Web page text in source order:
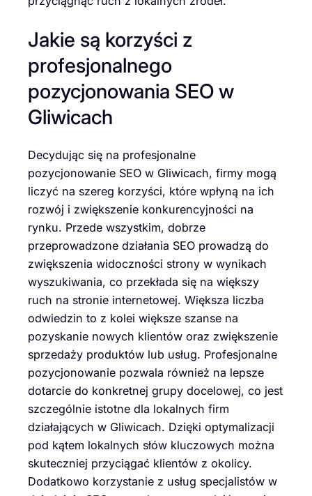
Jakie są korzyści z
profesjonalnego
pozycjonowania SEO w
Gliwicach
Decydując się na profesjonalne
pozycjonowanie SEO w Gliwicach, firmy mogą
liczyć na szereg korzyści, które wpłyną na ich
rozwój i zwiększenie konkurencyjności na
rynku. Przede wszystkim, dobrze
przeprowadzone działania SEO prowadzą do
zwiększenia widoczności strony w wynikach
wyszukiwania, co przekłada się na większy
ruch na stronie internetowej. Większa liczba
odwiedzin to z kolei większe szanse na
pozyskanie nowych klientów oraz zwiększenie
sprzedaży produktów lub usług. Profesjonalne
pozycjonowanie pozwala również na lepsze
dotarcie do konkretnej grupy docelowej, co jest
szczególnie istotne dla lokalnych firm
działających w Gliwicach. Dzięki optymalizacji
pod kątem lokalnych słów kluczowych można
skuteczniej przyciągać klientów z okolicy.
Dodatkowo korzystanie z usług specjalistów w